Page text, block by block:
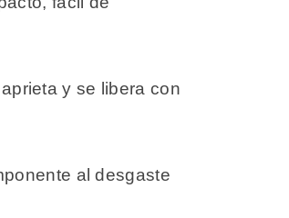
y se libera con
al desgaste